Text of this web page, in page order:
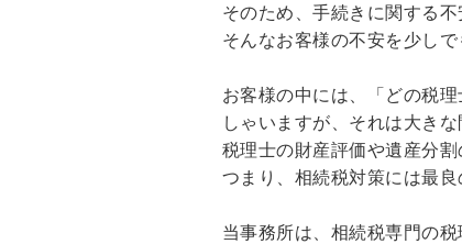
そのため、手続きに関する
そんなお客様の不安を少し
お客様の中には、「どの税
しゃいますが、それは大きな
税理士の財産評価や遺産分
つまり、相続税対策には最
当事務所は、相続税専門の税